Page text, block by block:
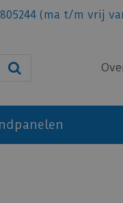
(ma t/m vrij